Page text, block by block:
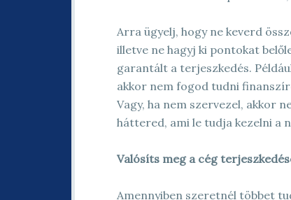
Arra ügyelj, hogy ne keverd
illetve ne hagyj ki pontokat
garantált a terjeszkedés.
akkor nem fogod tudni
Vagy, ha nem szervezel, akkor
háttered, ami le tudja kezelni a
Valósíts meg a cég
Amennyiben szeretnél többet